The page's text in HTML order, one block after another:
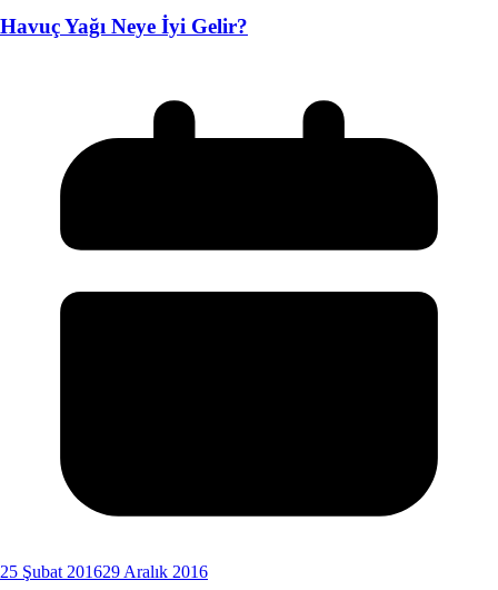
Havuç Yağı Neye İyi Gelir?
25 Şubat 201629 Aralık 2016